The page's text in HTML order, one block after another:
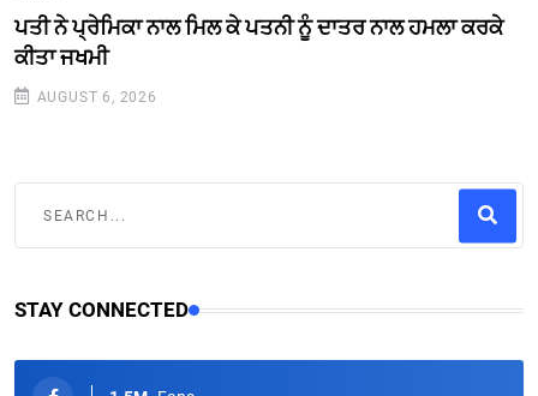
ਪਤੀ ਨੇ ਪ੍ਰੇਮਿਕਾ ਨਾਲ ਮਿਲ ਕੇ ਪਤਨੀ ਨੂੰ ਦਾਤਰ ਨਾਲ ਹਮਲਾ ਕਰਕੇ
ਕੀਤਾ ਜਖਮੀ
AUGUST 6, 2026
STAY CONNECTED